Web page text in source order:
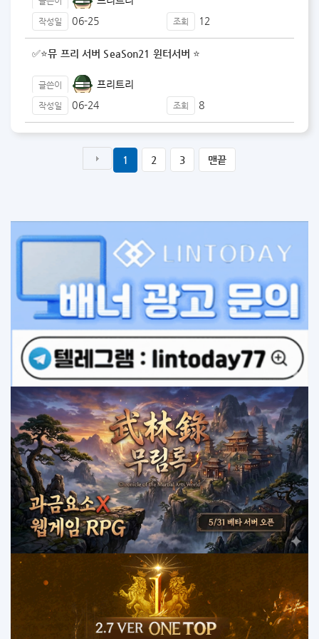
작성일 06-25 조회 12
✅⭐️뮤 프리 서버 SeaSon21 윈터서버 ⭐️
글쓴이 프리트리
작성일 06-24 조회 8
1 2 3 맨끝